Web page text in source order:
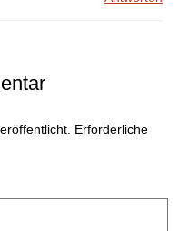
Erforderliche